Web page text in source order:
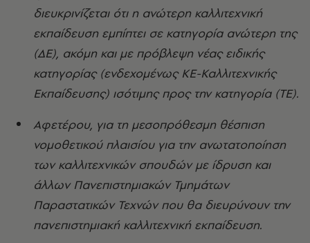
διευκρινίζεται ότι η ανώτερη καλλιτεχνική
εκπαίδευση εμπίπτει σε κατηγορία ανώτερη της
(ΔΕ), ακόμη και με πρόβλεψη νέας ειδικής
κατηγορίας (ενδεχομένως ΚΕ-Καλλιτεχνικής
Εκπαίδευσης) ισότιμης προς την κατηγορία (ΤΕ).
Αφετέρου, για τη μεσοπρόθεσμη θέσπιση
νομοθετικού πλαισίου για την ανωτατοποίηση
των καλλιτεχνικών σπουδών με ίδρυση και
άλλων Πανεπιστημιακών Τμημάτων
Παραστατικών Τεχνών που θα διευρύνουν την
πανεπιστημιακή καλλιτεχνική εκπαίδευση.